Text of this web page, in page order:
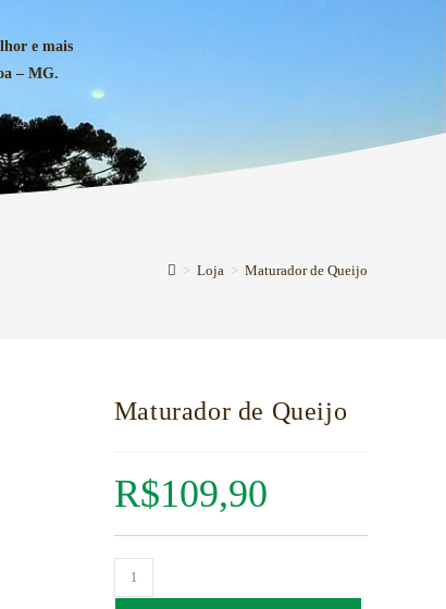
e mais
– MG.
> Loja > Maturador de Queijo
Maturador de Queijo
R$109,90